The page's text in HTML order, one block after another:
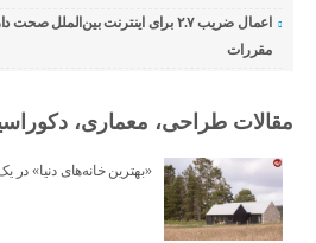
اعمال ضریب ۲.۷ برای اینترنت
مقررات
مقالات طراحی، معماری،
«بهترین خانه‌های دنیا» در